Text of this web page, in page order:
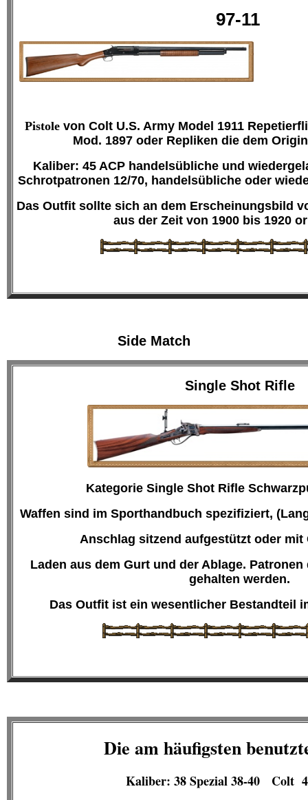
97-11
Pistole von Colt U.S. Army Model 1911
Mod. 1897 oder Repliken die dem
Kaliber: 45 ACP handelsübliche und
Schrotpatronen 12/70, handelsübliche oder
Das Outfit sollte sich an dem Erscheinungsbild
aus der Zeit von 1900 bis 1920
Side Match
Single Shot Rifle
Kategorie Single Shot Rifle
Waffen sind im Sporthandbuch spezifiziert,
Anschlag sitzend aufgestützt oder mit
Laden aus dem Gurt und der Ablage.
gehalten werden.
Das Outfit ist ein wesentlicher Bestandteil
Die am häufigsten
Kaliber: 38 Spezial 38-40